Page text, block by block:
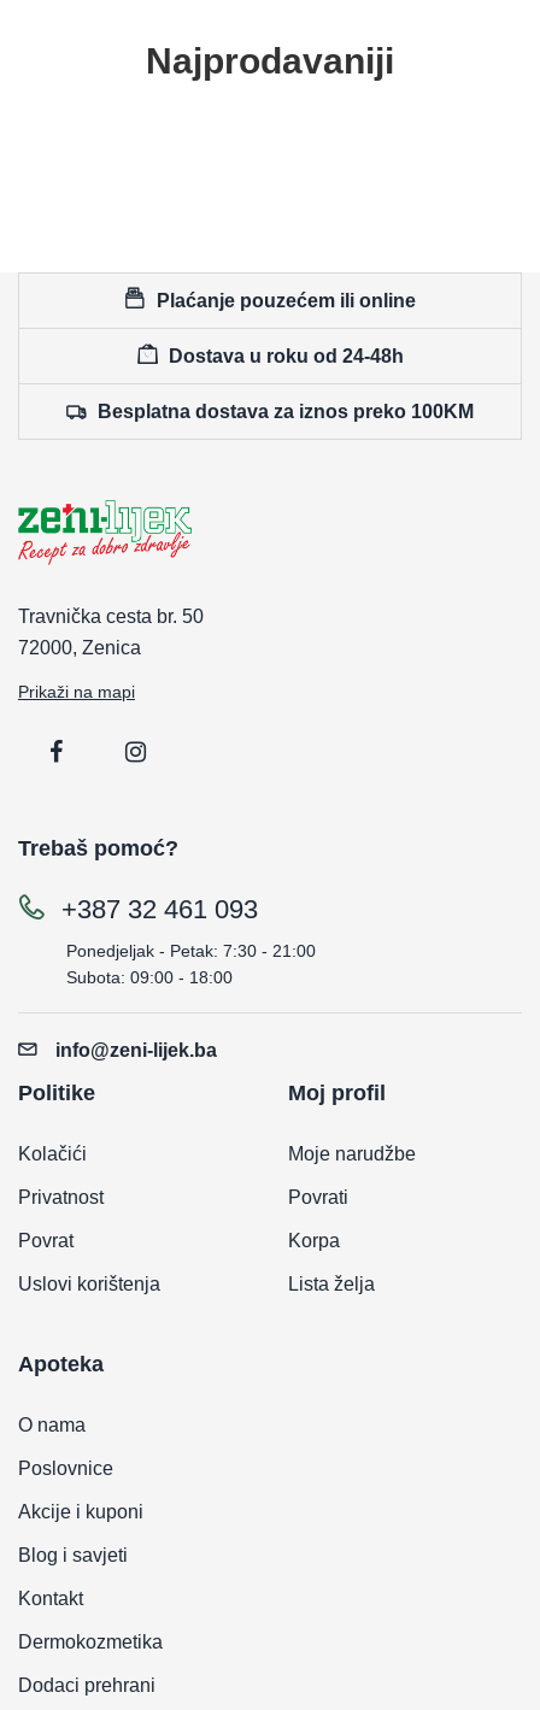
Najprodavaniji
Plaćanje pouzećem ili online
Dostava u roku od 24-48h
Besplatna dostava za iznos preko 100KM
Travnička cesta br. 50
72000, Zenica
Prikaži na mapi
Trebaš pomoć?
+387 32 461 093
Ponedjeljak - Petak: 7:30 - 21:00
Subota: 09:00 - 18:00
info@zeni-lijek.ba
Politike
Kolačići
Privatnost
Povrat
Uslovi korištenja
Moj profil
Moje narudžbe
Povrati
Korpa
Lista želja
Apoteka
O nama
Poslovnice
Akcije i kuponi
Blog i savjeti
Kontakt
Dermokozmetika
Dodaci prehrani